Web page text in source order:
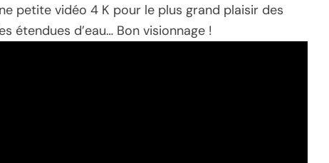
petite vidéo 4 K pour le plus grand plaisir des
étendues d’eau… Bon visionnage !